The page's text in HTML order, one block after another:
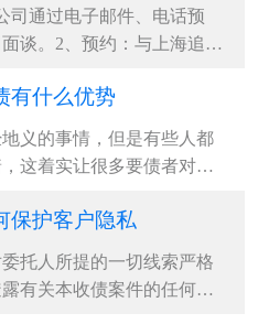
司通过电子邮件、电话预
谈。2、预约：与上海追账
有什么优势
义的事情，但是有些人都
这着实让很多要债者对比
保护客户隐私
托人所提的一切线索严格
有关本收债案件的任何情